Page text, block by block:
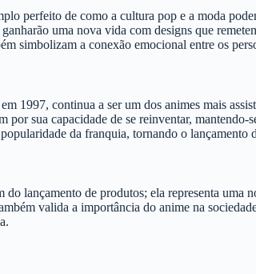
perfeito de como a cultura pop e a moda
uma nova vida com designs que
simbolizam a conexão emocional entre os
1997, continua a ser um dos animes mais
por sua capacidade de se reinventar,
da franquia, tornando o
do lançamento de produtos; ela representa
valida a importância do anime na